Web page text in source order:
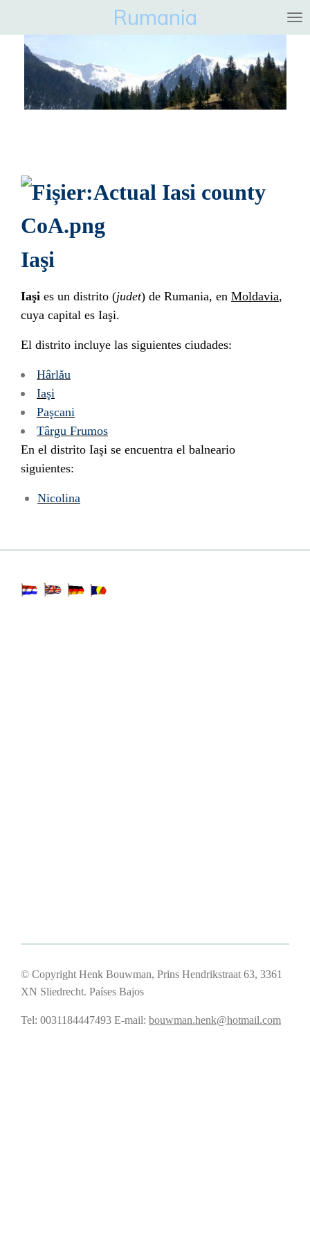
naar
hoofdinhoud
Rumania
Iaşi
Iaşi es un distrito (judet) de Rumania, en Moldavia,
cuya capital es Iaşi.
El distrito incluye las siguientes ciudades:
Hârlău
Iaşi
Paşcani
Târgu Frumos
En el distrito Iaşi se encuentra el balneario
siguientes:
Nicolina
© Copyright Henk Bouwman, Prins Hendrikstraat 63, 3361
XN Sliedrecht. Países Bajos
Tel: 0031184447493 E-mail: bouwman.henk@hotmail.com